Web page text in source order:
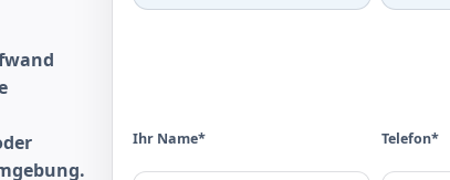
Ihr Name* Telefon*